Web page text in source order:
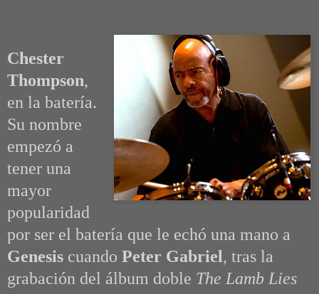
Chester
Thompson,
en la batería.
Su nombre
empezó a
tener una
mayor
popularidad
por ser el batería que le echó una mano a
Genesis cuando Peter Gabriel, tras la
grabación del álbum doble The Lamb Lies